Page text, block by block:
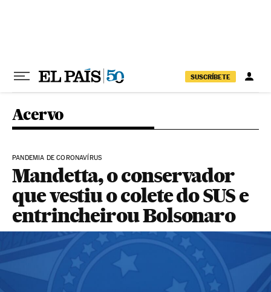
SUSCRÍBETE
Acervo
PANDEMIA DE CORONAVÍRUS
Mandetta, o conservador
que vestiu o colete do SUS e
entrincheirou Bolsonaro